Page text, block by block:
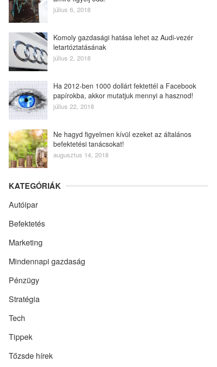
július 6, 2018
Komoly gazdasági hatása lehet az Audi-vezér
letartóztatásának
július 2, 2018
Ha 2012-ben 1000 dollárt fektettél a Facebook
papírokba, akkor mutatjuk mennyi a hasznod!
július 22, 2018
Ne hagyd figyelmen kívül ezeket az általános
befektetési tanácsokat!
augusztus 14, 2018
KATEGÓRIÁK
Autóipar
Befektetés
Marketing
Mindennapi gazdaság
Pénzügy
Stratégia
Tech
Tippek
Tőzsde hírek